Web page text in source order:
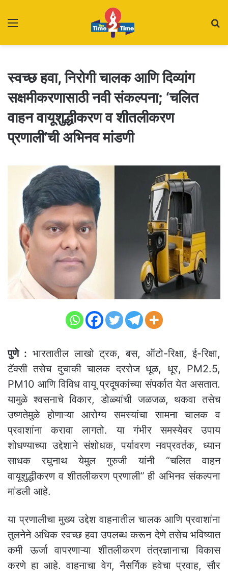
स्वच्छ हवा, निरोगी चालक आणि दिव्यांग
सक्षमीकरणासाठी नवी संकल्पना; ‘चलित
वाहन वायूशुद्धीकरण व शीतलीकरण
प्रणाली’ची अभिनव मांडणी
पुणे : भारतातील लाखो ट्रक, बस, ऑटो-रिक्षा, ई-रिक्षा,
टॅक्सी तसेच दुचाकी चालक दररोज धूळ, धूर, PM2.5,
PM10 आणि विविध वायू प्रदूषकांच्या संपर्कात येत असतात.
यामुळे श्वसनाचे विकार, डोळ्यांची जळजळ, थकवा तसेच
उष्णतेमुळे होणाऱ्या आरोग्य समस्यांचा सामना चालक व
प्रवाशांना करावा लागतो. या गंभीर समस्येवर उपाय
शोधण्याच्या उद्देशाने संशोधक, पर्यावरण नवप्रवर्तक, ध्यान
साधक रघुनाथ येमुल गुरुजी यांनी “चलित वाहन
वायूशुद्धीकरण व शीतलीकरण प्रणाली” ही अभिनव संकल्पना
मांडली आहे.
या प्रणालीचा मुख्य उद्देश वाहनातील चालक आणि प्रवाशांना
तुलनेने अधिक स्वच्छ हवा उपलब्ध करून देणे तसेच भविष्यात
कमी ऊर्जा वापरणाऱ्या शीतलीकरण तंत्रज्ञानाचा विकास
करणे हा आहे. वाहनाचा वेग, नैसर्गिक हवेचा प्रवाह, सौर